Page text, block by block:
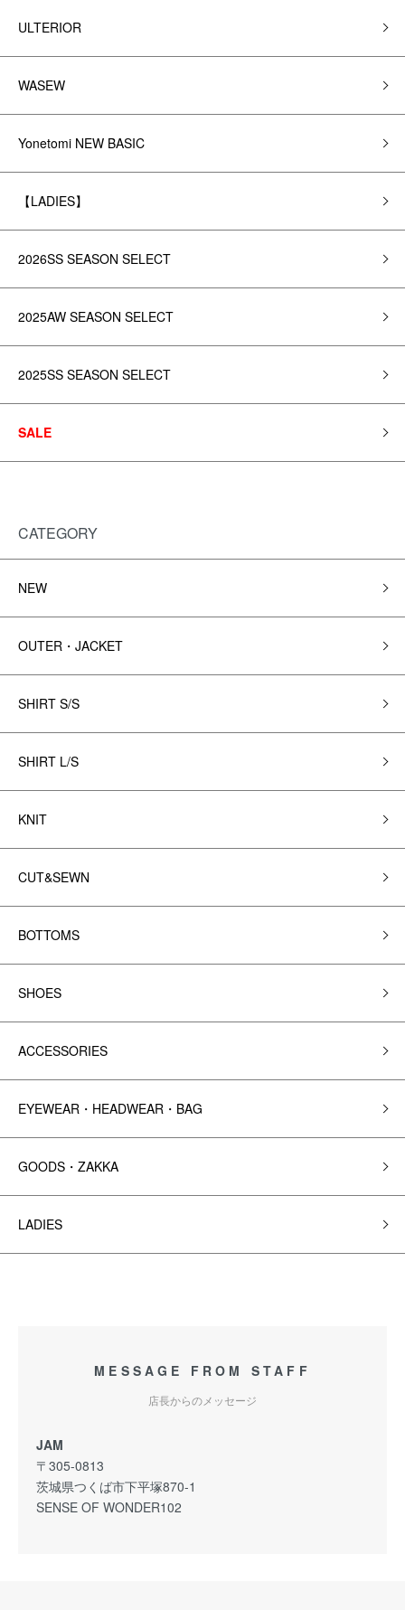
ULTERIOR
WASEW
Yonetomi NEW BASIC
【LADIES】
2026SS SEASON SELECT
2025AW SEASON SELECT
2025SS SEASON SELECT
SALE
CATEGORY
NEW
OUTER・JACKET
SHIRT S/S
SHIRT L/S
KNIT
CUT&SEWN
BOTTOMS
SHOES
ACCESSORIES
EYEWEAR・HEADWEAR・BAG
GOODS・ZAKKA
LADIES
MESSAGE FROM STAFF
店長からのメッセージ
JAM
〒305-0813
茨城県つくば市下平塚870-1
SENSE OF WONDER102